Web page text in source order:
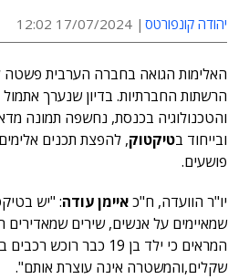
יהודה קונפורטס 17/07/2024 12:02
האלימות הגואה בחברה הערבית פשטה
הרשתות החברתיות. בדיון שנערך
והטכנולוגיה בכנסת, נחשפה תמונה
ובייחוד בטיקטוק, להפצת תכנים
פושעים.
יו"ר הוועדה, ח"כאיימן עודה: "יש
שמאיימים על אנשים, שירים שמאדירים
המראים כי ילד בן 19 כבר רוכש
שקלים,והמשטרה אינה עוצרת אותם".